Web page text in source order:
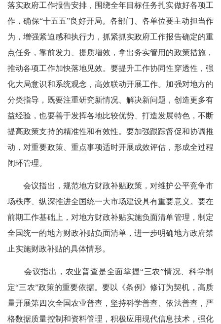
落实政府工作报告安排，围绕全年目标任务扎实做好各项工
作，确保“十五五”良好开局。各部门、各单位要主动担当作
为，增强紧迫感和执行力，抓紧抓实政府工作报告确定的重
点任务，靠前发力、提质增效，拿出务实管用的政策措施，
推动各项工作加快落地见效。要提升工作协同性穿透性，强
化大局意识和系统观念，高效联动开展工作。加强对地方的
分类指导，既要注重研究新情况、解决新问题，创造更多有
益经验，也要善于发挥各地比较优势、打造发展特色，不断
提高政策支持的精准性和有效性。要加强跟踪督促和协调推
动，对重要政策、重点事项适时开展成效评估，形成全过程
闭环管理。
会议指出，规范地方财政补贴政策，对维护公平竞争市
场秩序、纵深推进全国统一大市场建设具有重要意义。要在
前期工作基础上，对地方财政补贴实施负面清单管理，制定
全国统一的地方财政补贴负面清单，进一步明确地方政府禁
止实施财政补贴的具体情形。
会议指出，农业普查是全面掌握“三农”情况、科学制
定“三农”政策的重要依据。要以《条例》修订为契机，高质
量开展第四次全国农业普查，坚持科学普查、依法普查，严
格数据质量控制和资料管理，积极应用现代信息技术，强化